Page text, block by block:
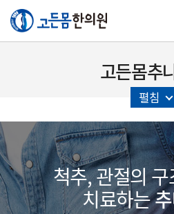
고든몸추
펼침
척추, 관절의
치료하는